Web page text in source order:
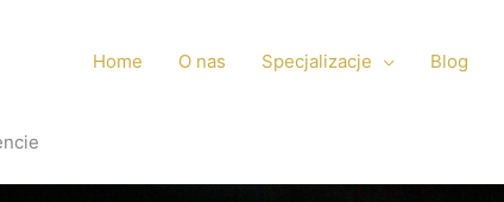
Home O nas Specjalizacje Blog